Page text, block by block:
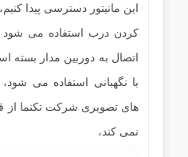
این مانیتور دسترسی پیدا
کردن درب استفاده می
اتصال به دوربین مدار بسته
با نگهبانی استفاده می
های تصویری شرکت تکنما از
نمی کند،